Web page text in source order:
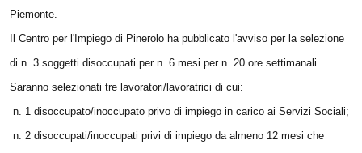
Piemonte.
Il Centro per l'Impiego di Pinerolo ha pubblicato l'avviso per la selezione
di n. 3 soggetti disoccupati per n. 6 mesi per n. 20 ore settimanali.
Saranno selezionati tre lavoratori/lavoratrici di cui:
n. 1 disoccupato/inoccupato privo di impiego in carico ai Servizi Sociali;
n. 2 disoccupati/inoccupati privi di impiego da almeno 12 mesi che